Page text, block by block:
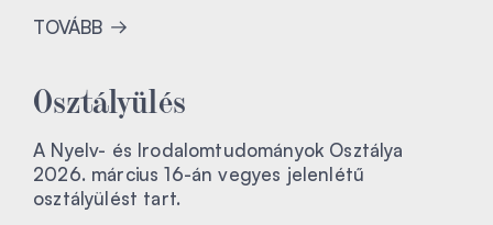
TOVÁBB
Osztályülés
A Nyelv- és Irodalomtudományok Osztálya
2026. március 16-án vegyes jelenlétű
osztályülést tart.